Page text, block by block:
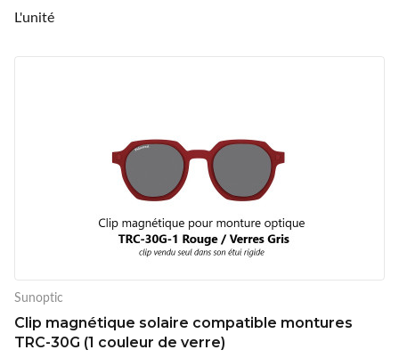
L'unité
Sunoptic
Clip magnétique solaire compatible montures
TRC-30G (1 couleur de verre)